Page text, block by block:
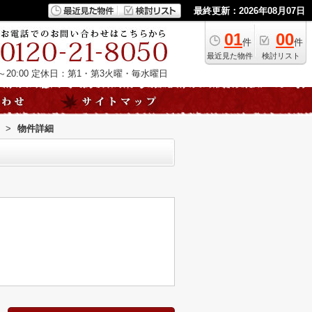
最終更新：2026年08月07日
01件
最近見た物件
00件
検討リスト
20:00 定休日：第1・第3火曜・毎水曜日
> 物件詳細